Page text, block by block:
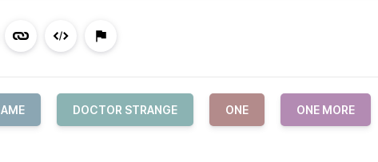
DOCTOR STRANGE ONE ONE MORE